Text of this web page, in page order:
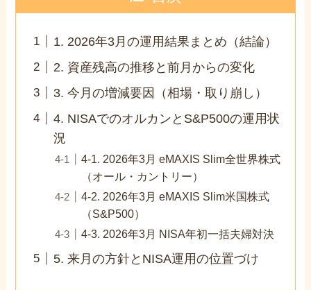
1. 2026年3月の運用結果まとめ（結論）
2. 資産残高の推移と前月からの変化
3. 今月の増減要因（相場・取り崩し）
4. NISAでのオルカンとS&P500の運用状
況
4-1. 2026年3月 eMAXIS Slim全世界株式
（オール・カントリー）
4-2. 2026年3月 eMAXIS Slim米国株式
（S&P500）
4-3. 2026年3月 NISA年初一括夫婦対決
5. 来月の方針とNISA運用の位置づけ